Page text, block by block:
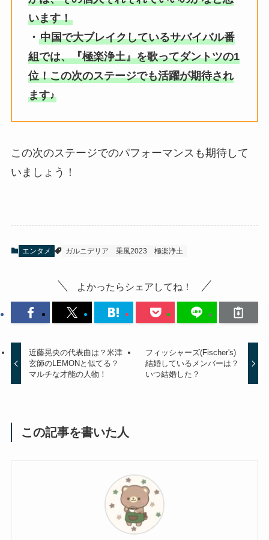
います！
・ 中国で大ブレイクしているサバイバル番
組では、『極楽浄土』を歌ってダントツの1
位！この次のステージでも活躍が期待され
ます♪
この次のステージでのパフォーマンスも期待して
いましょう！
エンタメ ガルニデリア 乗風2023 極楽浄土
よかったらシェアしてね！
近藤晃央の代表曲は？米津
玄師のLEMONと似てる？
マルチな才能の人物！
フィッシャーズ(Fischer's)
結婚しているメンバーは？
いつ結婚した？
この記事を書いた人